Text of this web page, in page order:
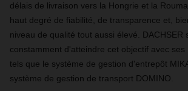
délais de livraison vers la Hongrie et la
haut degré de fiabilité, de transparence et,
niveau de qualité tout aussi élevé. DACHSER
constamment d'atteindre cet objectif avec ses
tels que le système de gestion d'entrepôt
système de gestion de transport DOMINO.